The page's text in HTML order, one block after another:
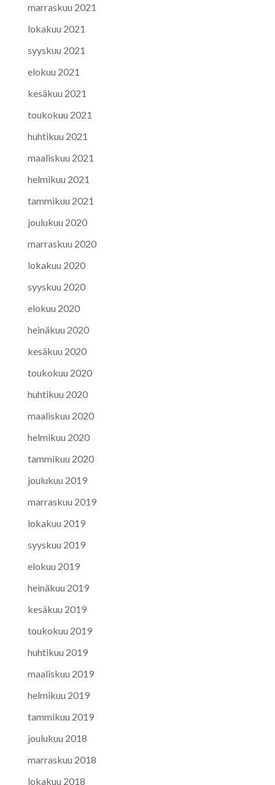
marraskuu 2021
lokakuu 2021
syyskuu 2021
elokuu 2021
kesäkuu 2021
toukokuu 2021
huhtikuu 2021
maaliskuu 2021
helmikuu 2021
tammikuu 2021
joulukuu 2020
marraskuu 2020
lokakuu 2020
syyskuu 2020
elokuu 2020
heinäkuu 2020
kesäkuu 2020
toukokuu 2020
huhtikuu 2020
maaliskuu 2020
helmikuu 2020
tammikuu 2020
joulukuu 2019
marraskuu 2019
lokakuu 2019
syyskuu 2019
elokuu 2019
heinäkuu 2019
kesäkuu 2019
toukokuu 2019
huhtikuu 2019
maaliskuu 2019
helmikuu 2019
tammikuu 2019
joulukuu 2018
marraskuu 2018
lokakuu 2018